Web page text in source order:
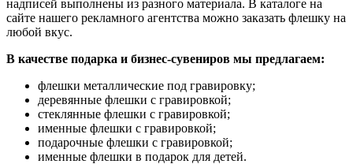
надписей выполнены из разного материала. В каталоге на
сайте нашего рекламного агентства можно заказать флешку на
любой вкус.
В качестве подарка и бизнес-сувениров мы предлагаем:
флешки металлические под гравировку;
деревянные флешки с гравировкой;
стеклянные флешки с гравировкой;
именные флешки с гравировкой;
подарочные флешки с гравировкой;
именные флешки в подарок для детей.